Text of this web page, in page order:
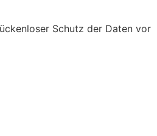
Schutz der Daten vor